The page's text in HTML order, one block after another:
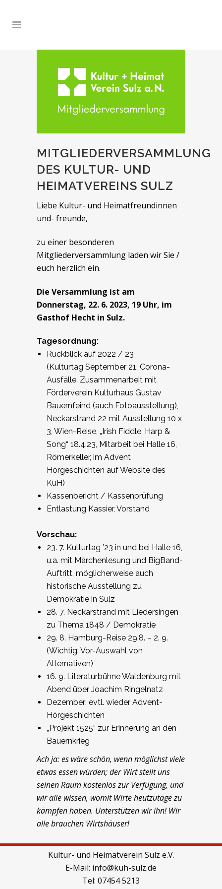
MITGLIEDERVERSAMMLUNG
DES KULTUR- UND
HEIMATVEREINS SULZ
Liebe Kultur- und Heimatfreundinnen
und- freunde,
zu einer besonderen
Mitgliederversammlung laden wir Sie /
euch herzlich ein.
Die Versammlung ist am
Donnerstag, 22. 6. 2023, 19 Uhr, im
Gasthof Hecht in Sulz.
Tagesordnung:
Rückblick auf 2022 / 23
(Kulturtag September 21, Corona-
Ausfälle, Zusammenarbeit mit
Förderverein Kulturhaus Gustav
Bauernfeind (auch Fotoausstellung),
Neckarstrand 22 mit Ausstellung 10 x
3, Wien-Reise, „Irish Fiddle, Harp &
Song“ 18.4.23, Mitarbeit bei Halle 16,
Römerkeller, im Advent
Hörgeschichten auf Website des
KuH)
Kassenbericht / Kassenprüfung
Entlastung Kassier, Vorstand
Vorschau:
23. 7. Kulturtag ’23 in und bei Halle 16,
u.a. mit Märchenlesung und BigBand-
Auftritt, möglicherweise auch
historische Ausstellung zu
Demokratie in Sulz
28. 7. Neckarstrand mit Liedersingen
zu Thema 1848 / Demokratie
29. 8. Hamburg-Reise 29.8. – 2. 9.
(Wichtig: Vor-Auswahl von
Alternativen)
16. 9. Literaturbühne Waldenburg mit
Abend über Joachim Ringelnatz
Dezember: evtl. wieder Advent-
Hörgeschichten
„Projekt 1525“ zur Erinnerung an den
Bauernkrieg
Ach ja: es wäre schön, wenn möglichst viele
etwas essen würden; der Wirt stellt uns
seinen Raum kostenlos zur Verfügung, und
wir alle wissen, womit Wirte heutzutage zu
kämpfen haben. Unterstützen wir ihn! Wir
alle brauchen Wirtshäuser!
Kultur- und Heimatverein Sulz e.V.
E-Mail: info@kuh-sulz.de
Tel: 07454 5213